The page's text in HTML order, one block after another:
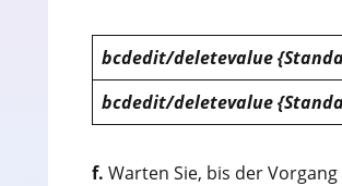
bcdedit/deletevalue
bcdedit/deletevalue
f. Warten Sie, bis der